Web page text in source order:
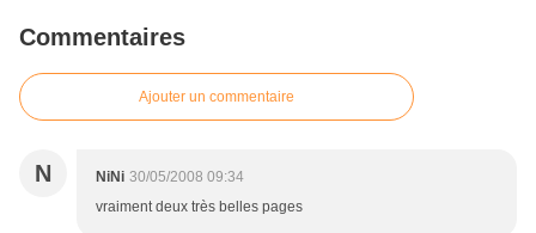
Commentaires
Ajouter un commentaire
N NiNi 30/05/2008 09:34
vraiment deux très belles pages